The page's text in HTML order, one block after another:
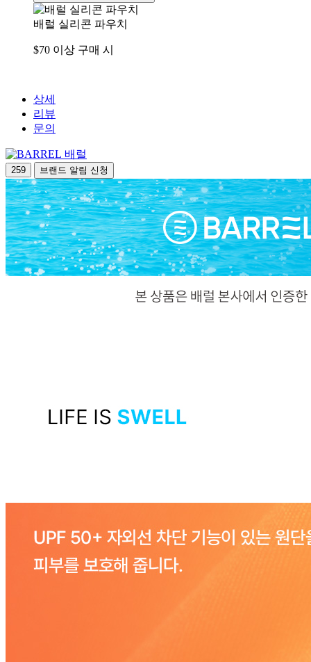
배럴 실리콘 파우치
$70 이상 구매 시
상세
리뷰
문의
배럴
259 브랜드 알림 신청